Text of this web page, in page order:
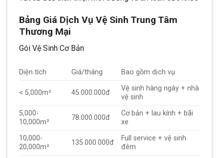
Bảng Giá Dịch Vụ Vệ Sinh Trung Tâm
Thương Mại
Gói Vệ Sinh Cơ Bản
Diện tích Giá/tháng Bao gồm dịch vụ
< 5,000m² 45.000.000đ
Vệ sinh hàng ngày + nhà
vệ sinh
5,000-
10,000m²
78.000.000đ
Cơ bản + lau kính + bãi
xe
10,000-
20,000m²
135.000.000đ
Full service + vệ sinh
đêm